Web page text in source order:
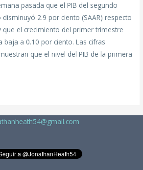
pasada que el PIB del segundo
2.9 por ciento (SAAR) respecto
el crecimiento del primer trimestre
baja a 0.10 por ciento. Las cifras
que el nivel del PIB de la primera